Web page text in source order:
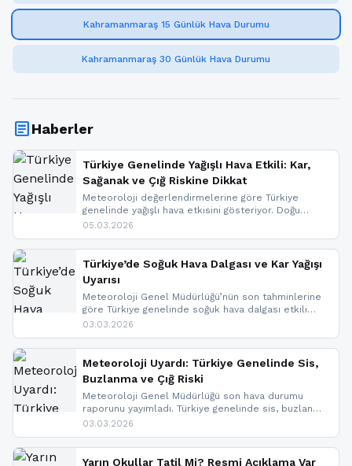
Kahramanmaraş 15 Günlük Hava Durumu
Kahramanmaraş 30 Günlük Hava Durumu
articleHaberler
Türkiye Genelinde Yağışlı Hava Etkili: Kar,
Sağanak ve Çığ Riskine Dikkat
Meteoroloji değerlendirmelerine göre Türkiye
genelinde yağışlı hava etkisini gösteriyor. Doğu
bölgelerinde kar yağışı beklenirken Marmara ve
ise çığ tehlikesi bulunuyor. İç kesimlerde sis ve pus
nedeniyle görüş mesafesinde azalma
yaşanabileceği belirtiliyor.
05.03.2026
Türkiye’de Soğuk Hava Dalgası ve Kar Yağışı
Uyarısı
Meteoroloji Genel Müdürlüğü’nün son tahminlerine
göre Türkiye genelinde soğuk hava dalgası etkili
oluyor. Birçok il için kar yağışı ve buzlanma uyarısı
03.03.2026
Meteoroloji Uyardı: Türkiye Genelinde Sis,
Buzlanma ve Çığ Riski
Meteoroloji Genel Müdürlüğü son hava durumu
raporunu yayımladı. Türkiye genelinde sis, buzlanma
ve don beklenirken Doğu Anadolu ve Doğu
yapıldı. İşte son dakika meteoroloji gelişmeleri.
03.03.2026
Yarın Okullar Tatil Mi? Resmi Açıklama Var